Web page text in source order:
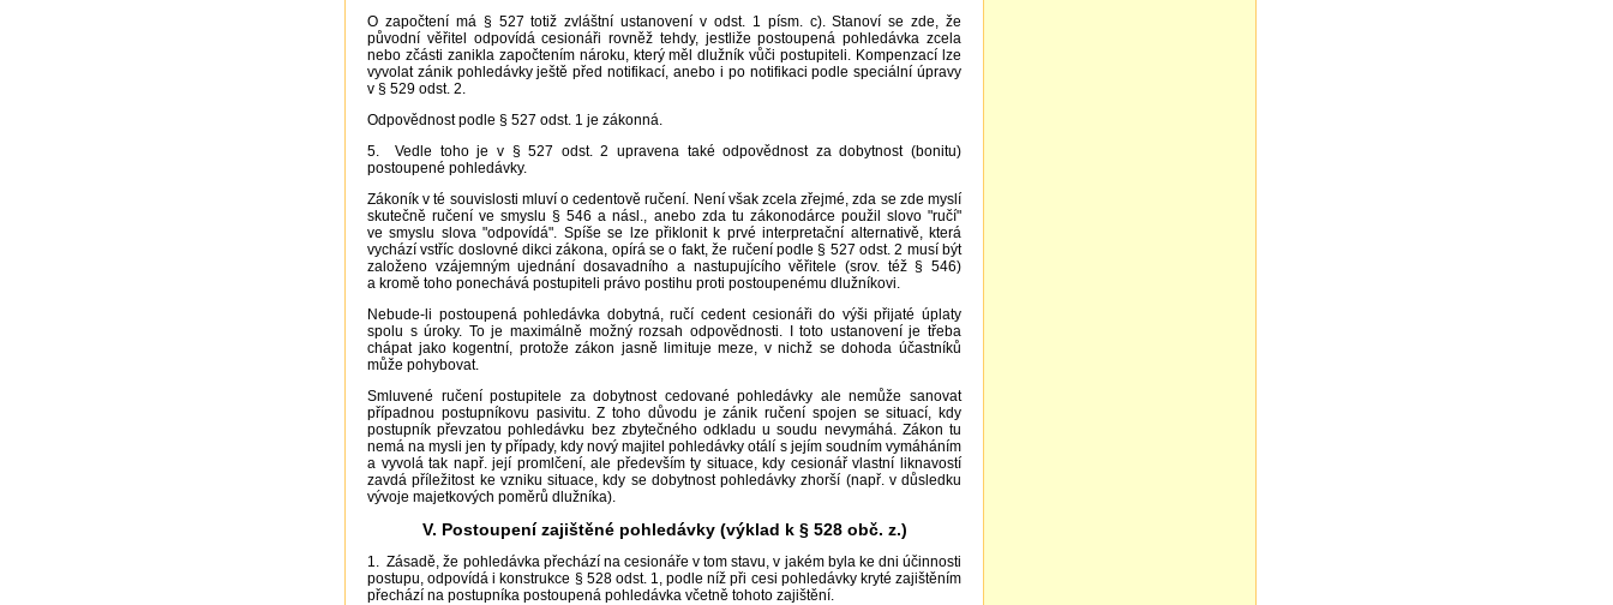
O započtení má § 527 totiž zvláštní ustanovení v odst. 1 písm. c). Stanoví se zde, že
původní věřitel odpovídá cesionáři rovněž tehdy, jestliže postoupená pohledávka zcela
nebo zčásti zanikla započtením nároku, který měl dlužník vůči postupiteli. Kompenzací lze
vyvolat zánik pohledávky ještě před notifikací, anebo i po notifikaci podle speciální úpravy
v § 529 odst. 2.
Odpovědnost podle § 527 odst. 1 je zákonná.
5. Vedle toho je v § 527 odst. 2 upravena také odpovědnost za dobytnost (bonitu)
postoupené pohledávky.
Zákoník v té souvislosti mluví o cedentově ručení. Není však zcela zřejmé, zda se zde myslí
skutečně ručení ve smyslu § 546 a násl., anebo zda tu zákonodárce použil slovo "ručí"
ve smyslu slova "odpovídá". Spíše se lze přiklonit k prvé interpretační alternativě, která
vychází vstříc doslovné dikci zákona, opírá se o fakt, že ručení podle § 527 odst. 2 musí být
založeno vzájemným ujednání dosavadního a nastupujícího věřitele (srov. též § 546)
a kromě toho ponechává postupiteli právo postihu proti postoupenému dlužníkovi.
Nebude-li postoupená pohledávka dobytná, ručí cedent cesionáři do výši přijaté úplaty
spolu s úroky. To je maximálně možný rozsah odpovědnosti. I toto ustanovení je třeba
chápat jako kogentní, protože zákon jasně limituje meze, v nichž se dohoda účastníků
může pohybovat.
Smluvené ručení postupitele za dobytnost cedované pohledávky ale nemůže sanovat
případnou postupníkovu pasivitu. Z toho důvodu je zánik ručení spojen se situací, kdy
postupník převzatou pohledávku bez zbytečného odkladu u soudu nevymáhá. Zákon tu
nemá na mysli jen ty případy, kdy nový majitel pohledávky otálí s jejím soudním vymáháním
a vyvolá tak např. její promlčení, ale především ty situace, kdy cesionář vlastní liknavostí
zavdá příležitost ke vzniku situace, kdy se dobytnost pohledávky zhorší (např. v důsledku
vývoje majetkových poměrů dlužníka).
V. Postoupení zajištěné pohledávky (výklad k § 528 obč. z.)
1. Zásadě, že pohledávka přechází na cesionáře v tom stavu, v jakém byla ke dni účinnosti
postupu, odpovídá i konstrukce § 528 odst. 1, podle níž při cesi pohledávky kryté zajištěním
přechází na postupníka postoupená pohledávka včetně tohoto zajištění.